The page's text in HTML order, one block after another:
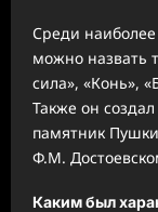
Среди
можно назвать
сила», «Конь»,
Также он
памятник
Ф.М.
Каким был